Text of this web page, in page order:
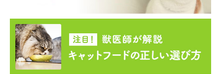
ぜひ覗いてみてくださいね♪